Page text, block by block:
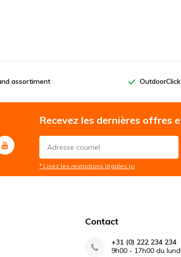
assortiment
Recevez les dernières offres
* Lisez les restrictions légales ici
Contact
+31 (0) 222 234 234
9h00 - 17h00 du